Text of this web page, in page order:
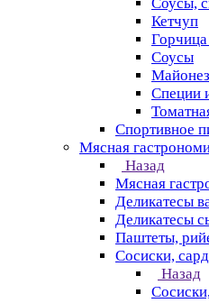
Кетчуп
Соусы
Майонез
Специи
Спортивное
Мясная
Назад
Мясная
Деликатесы
Деликатесы
Паштеты,
Сосиски,
Назад